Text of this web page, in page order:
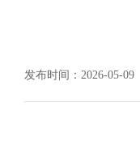
发布时间：2026-05-